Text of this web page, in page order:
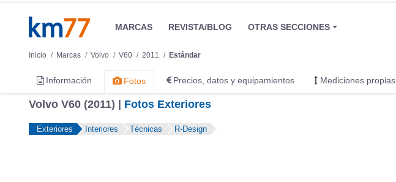
MARCAS REVISTA/BLOG OTRAS SECCIONES
Inicio Marcas Volvo V60 2011 Estándar
Información Fotos Precios, datos y equipamientos Mediciones propias
Volvo V60 (2011) | Fotos Exteriores
Exteriores Interiores Técnicas R-Design